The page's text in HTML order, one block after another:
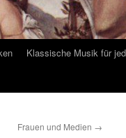
Klassische Musik für
Frauen und Medien →